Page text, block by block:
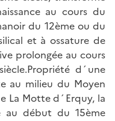
au cours du
du 12ème ou du
et à ossature de
prolongée au cours
d´une
au milieu du Moyen
La Motte d´Erquy, la
au début du 15ème